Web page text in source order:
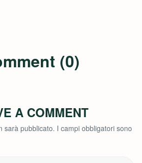
(0)
A COMMENT
sarà pubblicato. I campi obbligatori sono